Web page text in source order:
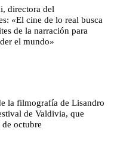
directora del
«El cine de lo real busca
de la narración para
el mundo»
la filmografía de Lisandro
de Valdivia, que
octubre